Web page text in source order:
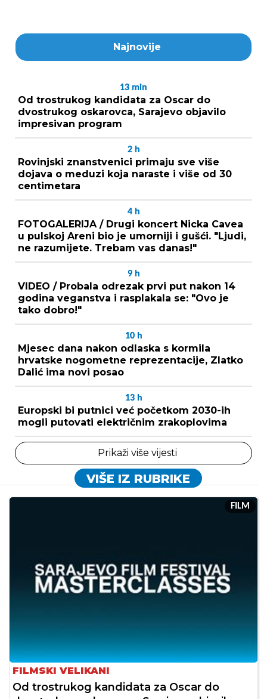
Najnovije
13 min
Od trostrukog kandidata za Oscar do
dvostrukog oskarovca, Sarajevo objavilo
impresivan program
2 h
Rovinjski znanstvenici primaju sve više
dojava o meduzi koja naraste i više od 30
centimetara
4 h
FOTOGALERIJA / Drugi koncert Nicka Cavea
u pulskoj Areni bio je umorniji i gušći. "Ljudi,
ne razumijete. Trebam vas danas!"
9 h
VIDEO / Probala odrezak prvi put nakon 14
godina veganstva i rasplakala se: "Ovo je
tako dobro!"
10 h
Mjesec dana nakon odlaska s kormila
hrvatske nogometne reprezentacije, Zlatko
Dalić ima novi posao
13 h
Europski bi putnici već početkom 2030-ih
mogli putovati električnim zrakoplovima
Prikaži više vijesti
VIŠE IZ RUBRIKE
FILM
FILMSKI VELIKANI
Od trostrukog kandidata za Oscar do